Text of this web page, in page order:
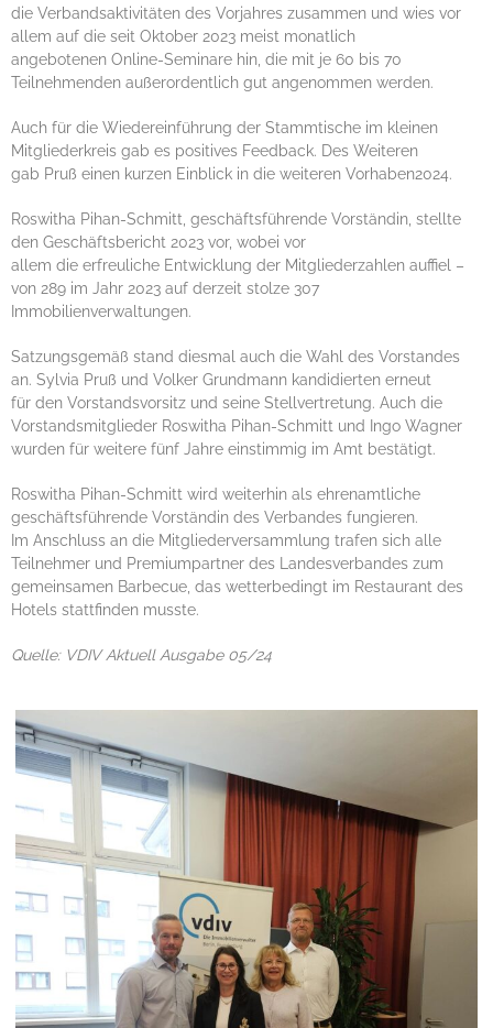
Presse
Formulare
Kontakt
LOGIN
die Verbandsaktivitäten des Vorjahres zusammen und wies vor
allem auf die seit Oktober 2023 meist monatlich
angebotenen Online-Seminare hin, die mit je 60 bis 70
Teilnehmenden außerordentlich gut angenommen werden.
Auch für die Wiedereinführung der Stammtische im kleinen
Mitgliederkreis gab es positives Feedback. Des Weiteren
gab Pruß einen kurzen Einblick in die weiteren Vorhaben2024.
Roswitha Pihan-Schmitt, geschäftsführende Vorständin, stellte
den Geschäftsbericht 2023 vor, wobei vor
allem die erfreuliche Entwicklung der Mitgliederzahlen auffiel –
von 289 im Jahr 2023 auf derzeit stolze 307
Immobilienverwaltungen.
Satzungsgemäß stand diesmal auch die Wahl des Vorstandes
an. Sylvia Pruß und Volker Grundmann kandidierten erneut
für den Vorstandsvorsitz und seine Stellvertretung. Auch die
Vorstandsmitglieder Roswitha Pihan-Schmitt und Ingo Wagner
wurden für weitere fünf Jahre einstimmig im Amt bestätigt.
Roswitha Pihan-Schmitt wird weiterhin als ehrenamtliche
geschäftsführende Vorständin des Verbandes fungieren.
Im Anschluss an die Mitgliederversammlung trafen sich alle
Teilnehmer und Premiumpartner des Landesverbandes zum
gemeinsamen Barbecue, das wetterbedingt im Restaurant des
Hotels stattfinden musste.
Quelle: VDIV Aktuell Ausgabe 05/24